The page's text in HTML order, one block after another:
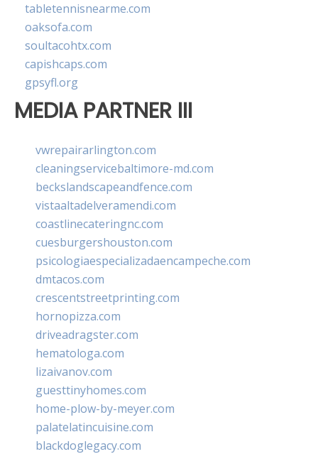
tabletennisnearme.com
oaksofa.com
soultacohtx.com
capishcaps.com
gpsyfl.org
MEDIA PARTNER III
vwrepairarlington.com
cleaningservicebaltimore-md.com
beckslandscapeandfence.com
vistaaltadelveramendi.com
coastlinecateringnc.com
cuesburgershouston.com
psicologiaespecializadaencampeche.com
dmtacos.com
crescentstreetprinting.com
hornopizza.com
driveadragster.com
hematologa.com
lizaivanov.com
guesttinyhomes.com
home-plow-by-meyer.com
palatelatincuisine.com
blackdoglegacy.com